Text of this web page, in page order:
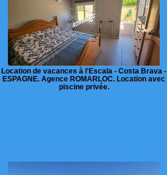
Location de vacances à l'Escala - Costa Brava -
ESPAGNE. Agence ROMARLOC. Location avec
piscine privée.